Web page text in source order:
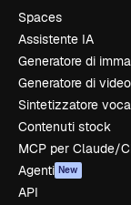
Spaces
Assistente IA
Generatore di
Generatore di
Sintetizzatore
Contenuti stock
MCP per Claude/
Agenti New
API